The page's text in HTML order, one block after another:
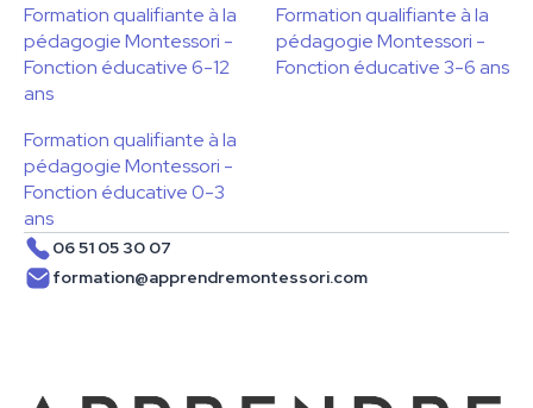
Formation qualifiante à la
pédagogie Montessori -
Fonction éducative 6-12
ans
Formation qualifiante à la
pédagogie Montessori -
Fonction éducative 3-6 ans
Formation qualifiante à la
pédagogie Montessori -
Fonction éducative 0-3
ans
06 51 05 30 07
formation@apprendremontessori.com